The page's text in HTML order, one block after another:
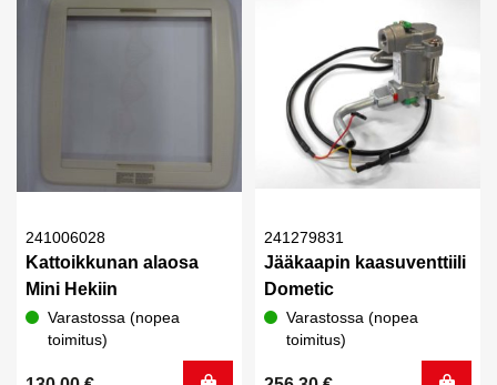
241006028
Kattoikkunan alaosa
Mini Hekiin
Varastossa (nopea
toimitus)
241279831
Jääkaapin kaasuventtiili
Dometic
Varastossa (nopea
toimitus)